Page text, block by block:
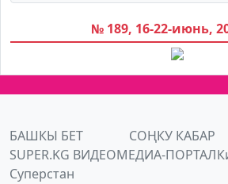
№ 189, 16-22-июнь,
БАШКЫ БЕТ СОҢКУ КАБАР
SUPER.KG ВИДЕОМЕДИА-ПОРТАЛ
Суперстан